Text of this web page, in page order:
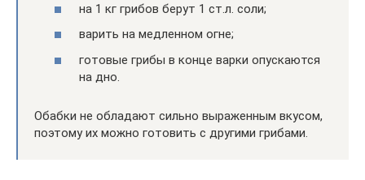
на 1 кг грибов берут 1 ст.л. соли;
варить на медленном огне;
готовые грибы в конце варки опускаются
на дно.
Обабки не обладают сильно выраженным вкусом,
поэтому их можно готовить с другими грибами.